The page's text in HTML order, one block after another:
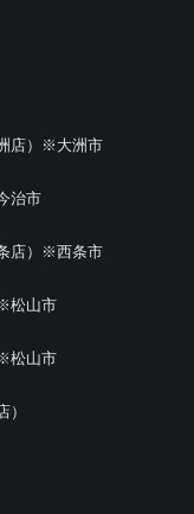
店）※大洲市
治市
店）※西条市
松山市
松山市